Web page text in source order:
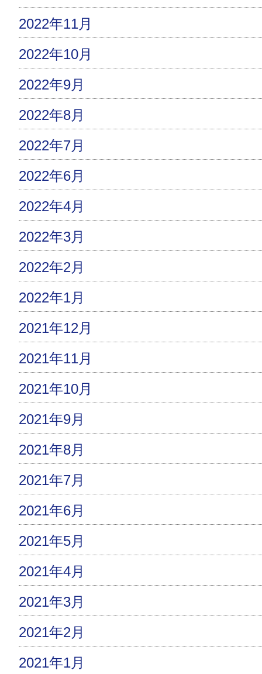
2022年11月
2022年10月
2022年9月
2022年8月
2022年7月
2022年6月
2022年4月
2022年3月
2022年2月
2022年1月
2021年12月
2021年11月
2021年10月
2021年9月
2021年8月
2021年7月
2021年6月
2021年5月
2021年4月
2021年3月
2021年2月
2021年1月